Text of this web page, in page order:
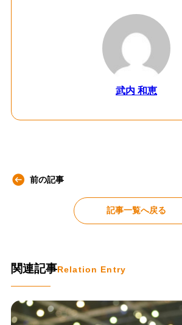
武内 和恵
前の記事
記事一覧へ戻る
関連記事Relation Entry